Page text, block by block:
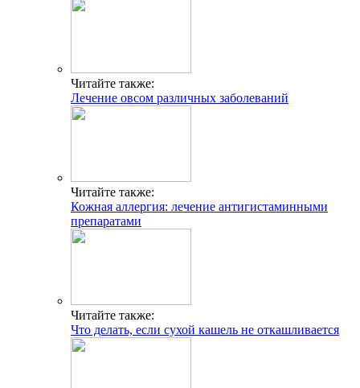
Читайте также:
Лечение овсом различных заболеваний
Читайте также:
Кожная аллергия: лечение антигистаминными
препаратами
Читайте также:
Что делать, если сухой кашель не откашливается